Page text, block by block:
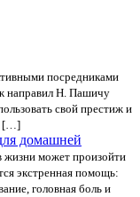
посредниками
направил Н. Пашичу
свой престиж и
[…]
домашней
жизни может произойти
экстренная помощь:
головная боль и